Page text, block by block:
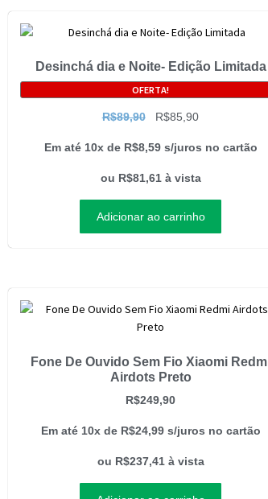
Desinchá dia e Noite- Edição Limitada
OFERTA!
R$89,90 R$85,90
Em até 10x de R$8,59 s/juros no cartão
ou R$81,61 à vista
Adicionar ao carrinho
Fone De Ouvido Sem Fio Xiaomi
Airdots Preto
R$249,90
Em até 10x de R$24,99 s/juros no cartão
ou R$237,41 à vista